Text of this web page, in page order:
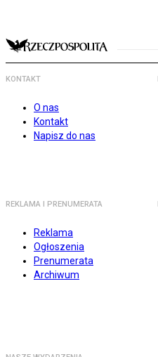
KONTAKT
O nas
Kontakt
Napisz do nas
REKLAMA I PRENUMERATA
Reklama
Ogłoszenia
Prenumerata
Archiwum